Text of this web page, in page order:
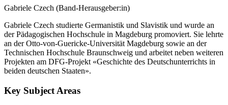
Gabriele Czech (Band-Herausgeber:in)
Gabriele Czech studierte Germanistik und Slavistik und wurde an
der Pädagogischen Hochschule in Magdeburg promoviert. Sie lehrte
an der Otto-von-Guericke-Universität Magdeburg sowie an der
Technischen Hochschule Braunschweig und arbeitet neben weiteren
Projekten am DFG-Projekt «Geschichte des Deutschunterrichts in
beiden deutschen Staaten».
Key Subject Areas